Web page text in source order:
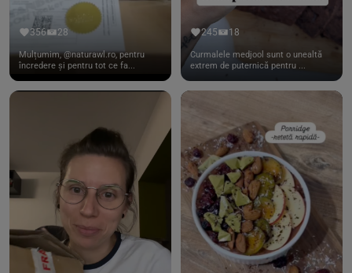
356 28
Mulțumim, @naturawl.ro, pentru
încredere și pentru tot ce fa...
245 18
Curmalele medjool sunt o unealtă
extrem de puternică pentru ...